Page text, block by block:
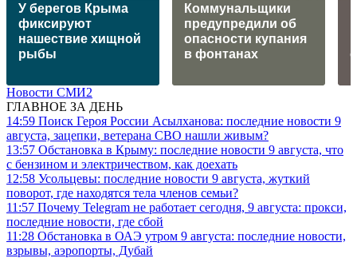
У берегов Крыма
фиксируют
нашествие хищной
рыбы
Коммунальщики
предупредили об
опасности купания
в фонтанах
Новости СМИ2
ГЛАВНОЕ ЗА ДЕНЬ
14:59 Поиск Героя России Асылханова: последние новости 9
августа, зацепки, ветерана СВО нашли живым?
13:57 Обстановка в Крыму: последние новости 9 августа, что
с бензином и электричеством, как доехать
12:58 Усольцевы: последние новости 9 августа, жуткий
поворот, где находятся тела членов семьи?
11:57 Почему Telegram не работает сегодня, 9 августа: прокси,
последние новости, где сбой
11:28 Обстановка в ОАЭ утром 9 августа: последние новости,
взрывы, аэропорты, Дубай